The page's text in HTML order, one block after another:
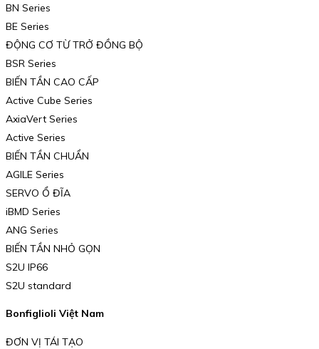
BN Series
BE Series
ĐỘNG CƠ TỪ TRỞ ĐỒNG BỘ
BSR Series
BIẾN TẦN CAO CẤP
Active Cube Series
AxiaVert Series
Active Series
BIẾN TẦN CHUẨN
AGILE Series
SERVO Ổ ĐĨA
iBMD Series
ANG Series
BIẾN TẦN NHỎ GỌN
S2U IP66
S2U standard
Bonfiglioli Việt Nam
ĐƠN VỊ TÁI TẠO